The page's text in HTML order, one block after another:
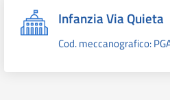
Infanzia Via Quieta
Cod. meccanografico: